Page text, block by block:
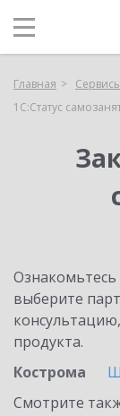
Главная
1С:Статус
выберите
продукта.
Кострома
Смотрите